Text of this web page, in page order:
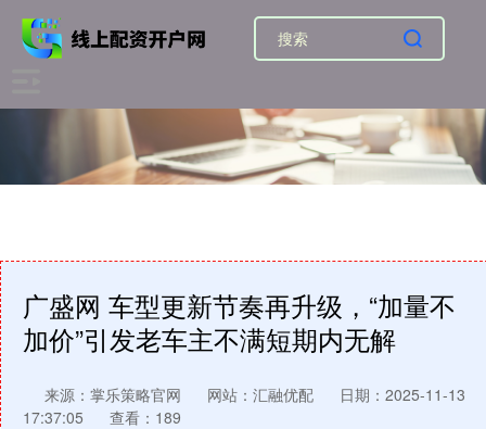
广盛网 车型更新节奏再升级，“加量不
加价”引发老车主不满短期内无解
来源：掌乐策略官网 网站：汇融优配
日期：2025-11-13
17:37:05
查看：189